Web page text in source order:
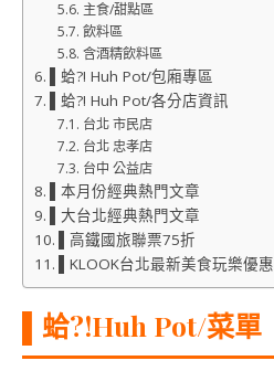
主食/甜點區
飲料區
含酒精飲料區
▌蛤?! Huh Pot/包廂專區
▌蛤?! Huh Pot/各分店資訊
台北 市民店
台北 忠孝店
台中 公益店
▌本月份經典熱門文章
▌大台北經典熱門文章
▌高鐵國旅聯票75折
▌KLOOK台北最新美食玩樂優惠
蛤?!Huh Pot/菜單